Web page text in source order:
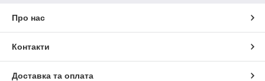
Про нас
Контакти
Доставка та оплата